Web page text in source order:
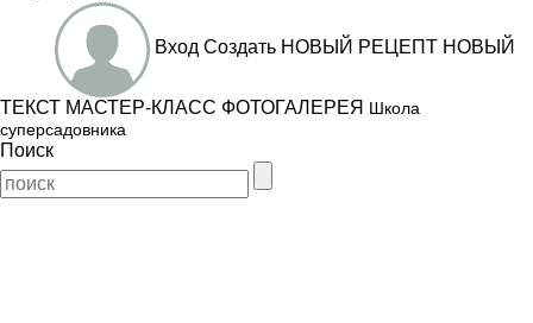
Вход Создать НОВЫЙ РЕЦЕПТ НОВЫЙ
ТЕКСТ МАСТЕР-КЛАСС ФОТОГАЛЕРЕЯ Школа
суперсадовника
Поиск